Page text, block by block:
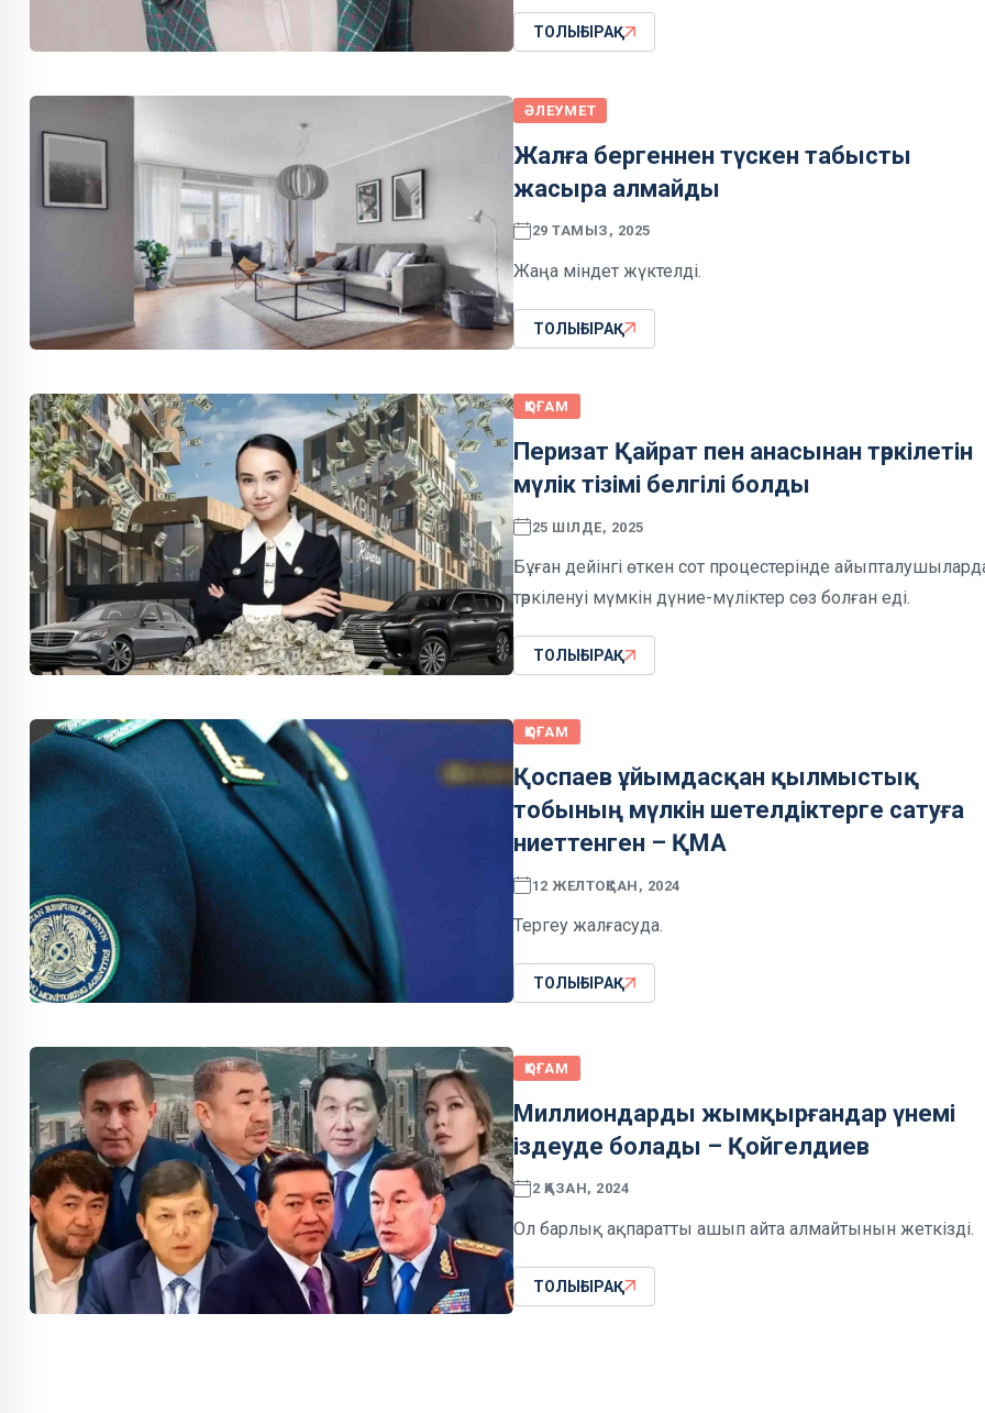
ТОЛЫҒЫРАҚ
ӘЛЕУМЕТ
Жалға бергеннен түскен табысты
жасыра алмайды
29 ТАМЫЗ, 2025
Жаңа міндет жүктелді.
ТОЛЫҒЫРАҚ
ҚОҒАМ
Перизат Қайрат пен анасынан тәркілетін
мүлік тізімі белгілі болды
25 ШІЛДЕ, 2025
Бұған дейінгі өткен сот процестерінде
тәркіленуі мүмкін дүние-мүліктер сөз болған еді.
ТОЛЫҒЫРАҚ
ҚОҒАМ
Қоспаев ұйымдасқан қылмыстық
тобының мүлкін шетелдіктерге сатуға
ниеттенген – ҚМА
12 ЖЕЛТОҚСАН, 2024
Тергеу жалғасуда.
ТОЛЫҒЫРАҚ
ҚОҒАМ
Миллиондарды жымқырғандар үнемі
іздеуде болады – Қойгелдиев
2 ҚАЗАН, 2024
Ол барлық ақпаратты ашып айта алмайтынын жеткізді.
ТОЛЫҒЫРАҚ